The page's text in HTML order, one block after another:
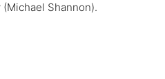
Shannon).